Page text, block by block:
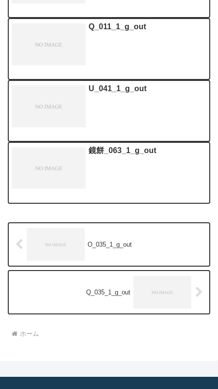
Q_011_1_g_out
U_041_1_g_out
鏡餅_063_1_g_out
O_035_1_g_out
Q_035_1_g_out
ホーム